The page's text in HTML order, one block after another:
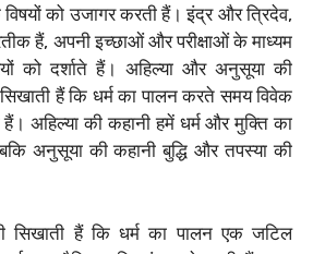
को उजागर करती हैं। इंद्र और त्रिदेव,
हैं, अपनी इच्छाओं और परीक्षाओं के माध्यम
को दर्शाते हैं। अहिल्या और अनुसूया की
सिखाती हैं कि धर्म का पालन करते समय विवेक
अहिल्या की कहानी हमें धर्म और मुक्ति का
अनुसूया की कहानी बुद्धि और तपस्या की
सिखाती हैं कि धर्म का पालन एक जटिल